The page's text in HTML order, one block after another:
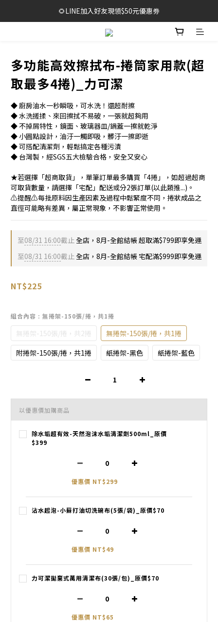
🔥1元限時體驗｜多款明星商品限量開放，售完不補！
🌻LINE加入好友現領$50元優惠劵
🥳結帳滿$999，享免運+贈泡泡沐浴巾*2袋
多功能高效擦拭布-捲筒家用款(超
取最多4捲)_力可潔
◆ 廚房油水一秒瞬吸，可水洗！還超耐擦
◆ 水洗搓揉、來回擦拭不易破，一張就超夠用
◆ 不掉屑特性，鏡面、玻璃器皿/鍋蓋一擦就乾淨
◆ 小圓點設計，油汙一觸即吸，髒汙一擦即逝
◆ 可搭配清潔劑，輕鬆搞定各種污漬
◆ 台灣製，經SGS五大檢驗合格，安全又安心
★若選擇「超商取貨」，單筆訂單最多購買「4捲」，如超過超商
可取貨數量，請選擇「宅配」配送或分2張訂單(以此類推...)。
⚠️提醒⚠️每批原料因生產因素及過程中鬆緊度不同，捲狀成品之
直徑可能略有差異，屬正常現象，不影響正常使用。
至08/31 16:00截止全店，8月-全館結帳 超取滿$799即享免運
至08/31 16:00截止全店，8月-全館結帳 宅配滿$999即享免運
NT$225
組合內容 : 無捲架-150張/捲，共1捲
無捲架-150張/捲，共2捲
無捲架-150張/捲，共1捲
附捲架-150張/捲，共1捲
紙捲架-黑色 紙捲架-藍色
以優惠價加購商品
除水垢超有效-天然泡沫水垢清潔劑500ml_原價
$399
優惠價 NT$299
沾水起泡-小蘇打油切洗碗布(5張/袋)_原價$70
優惠價 NT$49
力可潔拋棄式萬用清潔布(30張/包)_原價$70
優惠價 NT$65